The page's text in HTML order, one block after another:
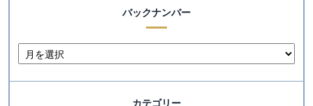
バックナンバー
カテゴリー